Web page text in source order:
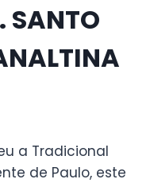
SANTO
a Tradicional
de Paulo, este